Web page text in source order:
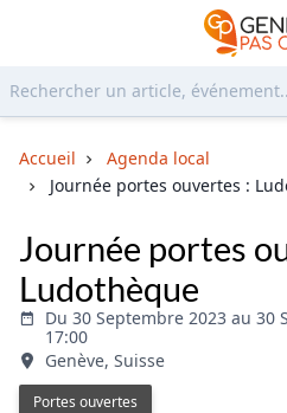
Accueil
Agenda local
Journée portes ouvertes :
Journée portes
Ludothèque
Du 30 Septembre 2023 au 30
17:00
Genève, Suisse
Portes ouvertes